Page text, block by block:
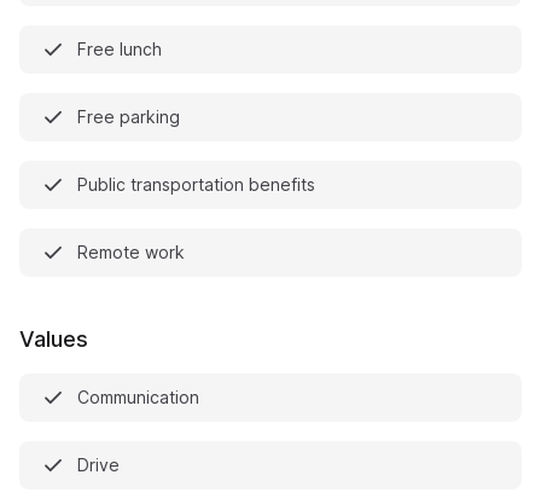
Free lunch
Free parking
Public transportation benefits
Remote work
Values
Communication
Drive